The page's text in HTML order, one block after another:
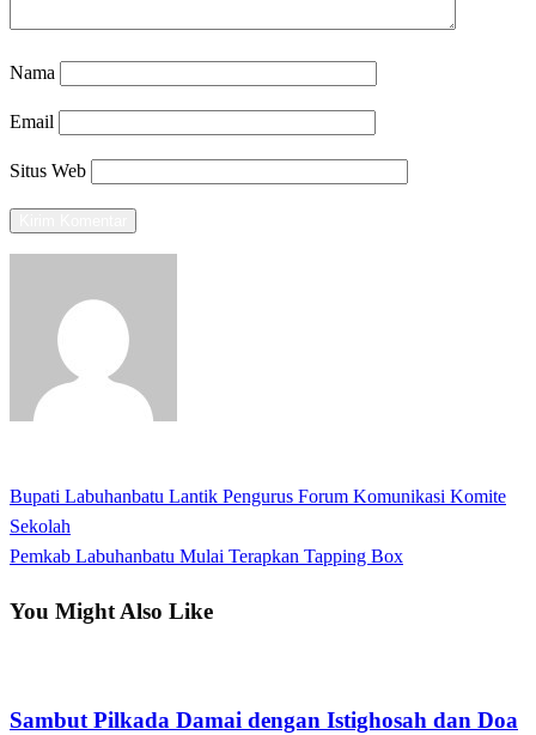
Nama
Email
Situs Web
Navigasi
pos
Previous
Post
Bupati Labuhanbatu Lantik Pengurus Forum Komunikasi Komite
Sekolah
Next
Pemkab Labuhanbatu Mulai Terapkan Tapping Box
You Might Also Like
Sambut Pilkada Damai dengan Istighosah dan Doa